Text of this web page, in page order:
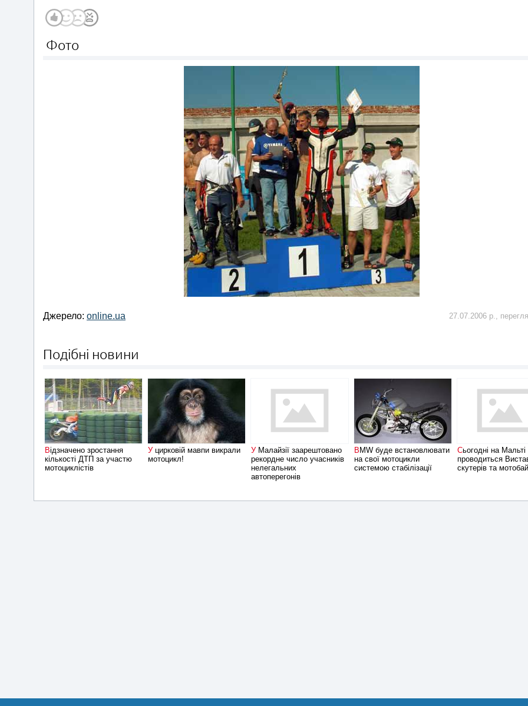
Фото
Джерело: online.ua 27.07.2006 р.,
Подібні новини
Відзначено зростання
кількості ДТП за участю
мотоциклістів
У цирковій мавпи викрали
мотоцикл!
У Малайзії заарештовано
рекордне число учасників
нелегальних
автоперегонів
BMW буде встановлювати
на свої мотоцикли
системою стабілізації
Сьогодні на Мальті
проводиться
скутерів та